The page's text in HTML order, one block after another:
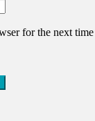
for the next